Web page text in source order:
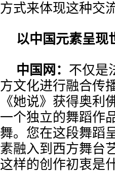
方式来体现这种交
以中国元素呈现
中国网： 不仅是
方文化进行融合传
《她说》获得奥利
一个独立的舞蹈作
舞。您在这段舞蹈
素融入到西方舞台
这样的创作初衷是